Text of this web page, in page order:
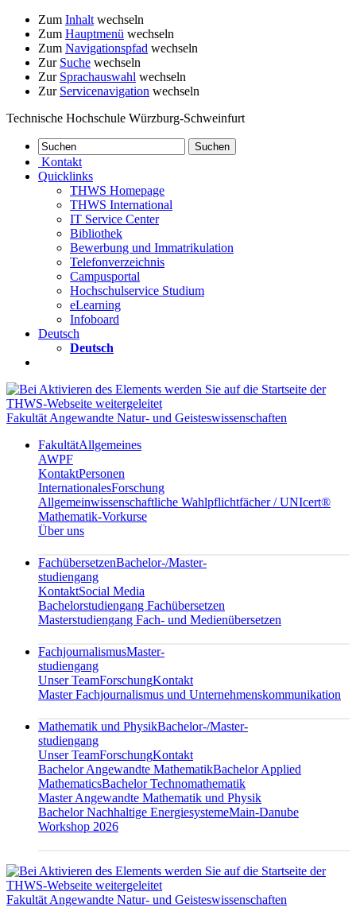
Zum Inhalt wechseln
Zum Hauptmenü wechseln
Zum Navigationspfad wechseln
Zur Suche wechseln
Zur Sprachauswahl wechseln
Zur Servicenavigation wechseln
Technische Hochschule Würzburg-Schweinfurt
Kontakt
Quicklinks
THWS Homepage
THWS International
IT Service Center
Bibliothek
Bewerbung und Immatrikulation
Telefonverzeichnis
Campusportal
Hochschulservice Studium
eLearning
Infoboard
Deutsch
Deutsch
Fakultät Angewandte Natur- und Geisteswissenschaften
FakultätAllgemeines
AWPF
KontaktPersonen
InternationalesForschung
Allgemeinwissenschaftliche Wahlpflichtfächer / UNIcert®
Mathematik-Vorkurse
Über uns
FachübersetzenBachelor-/Master-
studiengang
KontaktSocial Media
Bachelorstudiengang Fachübersetzen
Masterstudiengang Fach- und Medienübersetzen
FachjournalismusMaster-
studiengang
Unser TeamForschungKontakt
Master Fachjournalismus und Unternehmenskommunikation
Mathematik und PhysikBachelor-/Master-
studiengang
Unser TeamForschungKontakt
Bachelor Angewandte MathematikBachelor Applied
MathematicsBachelor Technomathematik
Master Angewandte Mathematik und Physik
Bachelor Nachhaltige EnergiesystemeMain-Danube
Workshop 2026
Fakultät Angewandte Natur- und Geisteswissenschaften